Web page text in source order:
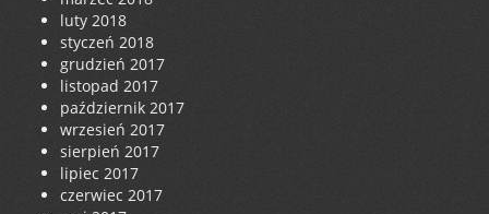
luty 2018
styczeń 2018
grudzień 2017
listopad 2017
październik 2017
wrzesień 2017
sierpień 2017
lipiec 2017
czerwiec 2017